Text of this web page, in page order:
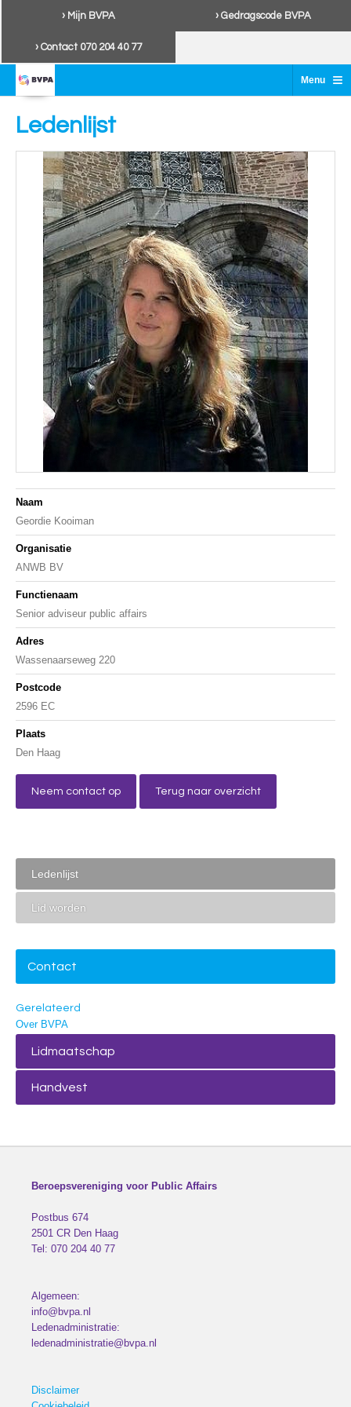
› Mijn BVPA › Gedragscode BVPA
› Contact 070 204 40 77
Menu ≡
Ledenlijst
Naam
Geordie Kooiman
Organisatie
ANWB BV
Functienaam
Senior adviseur public affairs
Adres
Wassenaarseweg 220
Postcode
2596 EC
Plaats
Den Haag
Neem contact op Terug naar overzicht
Ledenlijst
Lid worden
Contact
Gerelateerd
Over BVPA
Lidmaatschap
Handvest
Beroepsvereniging voor Public Affairs
Postbus 674
2501 CR Den Haag
Tel: 070 204 40 77
Algemeen:
info@bvpa.nl
Ledenadministratie:
ledenadministratie@bvpa.nl
Disclaimer